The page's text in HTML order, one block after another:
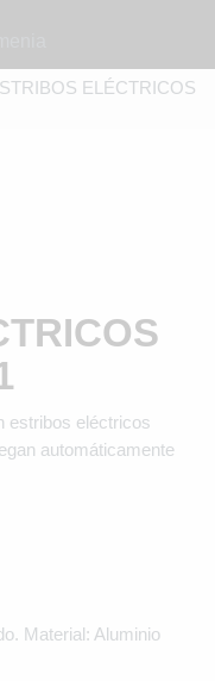
ELÉCTRICOS
estribos eléctricos
automáticamente
Material: Aluminio